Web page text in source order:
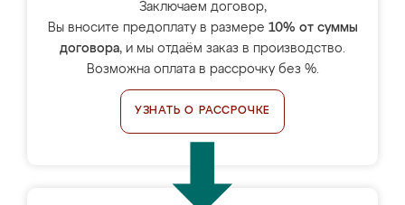
Заключаем договор,
Вы вносите предоплату в размере 10% от суммы
договора, и мы отдаём заказ в производство.
Возможна оплата в рассрочку без %.
УЗНАТЬ О РАССРОЧКЕ